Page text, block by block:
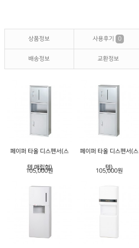
상품정보 사용후기 0
배송정보 교환정보
페이퍼 타올 디스펜서(스
텐,매립형)
105,000원
페이퍼 타올 디스펜서(스
텐)
105,000원